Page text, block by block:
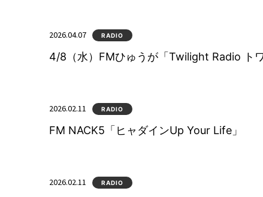
2026.04.07 RADIO
4/8（水）FMひゅうが「Twilight Radio ト
2026.02.11 RADIO
FM NACK5「ヒャダインUp Your Life」
2026.02.11 RADIO